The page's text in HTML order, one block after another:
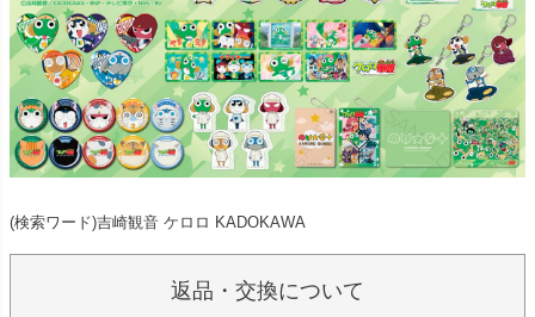
(検索ワード)吉崎観音 ケロロ KADOKAWA
返品・交換について